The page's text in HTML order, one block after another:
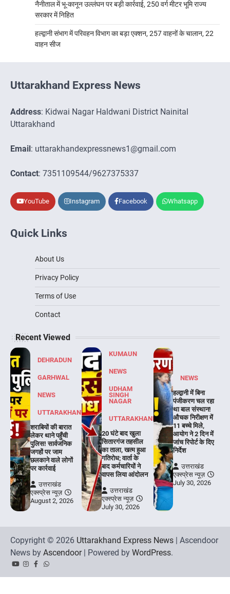
नैनीताल में भू-कानून उल्लंघन पर बड़ी कार्रवाई, 250 वर्ग मीटर भूमि राज्य
सरकार में निहित
हल्द्वानी संभाग में परिवहन विभाग का बड़ा एक्शन, 257 वाहनों के चालान, 22
वाहन सीज
Uttarakhand Express News
Address: Kidwai Nagar Haldwani District Nainital
Uttarakhand
Email : uttarakhandexpressnews1@gmail.com
Contact: 7351109544/9627375337
YouTube Instagram Facebook Whatsapp
Quick Links
About Us
Privacy Policy
Terms of Use
Contact
Recent Viewed
DEHRADUN
GARHWAL
NEWS
UTTARAKHAND
शराबियों की बारात
लेकर थाने पहुँची
पुलिस! सार्वजनिक
जगहों पर जाम
छलकाने वाले लोगों
पर कार्रवाई
उत्तराखंड
एक्स्प्रेस न्यूज़
August 2, 2026
KUMAUN
NEWS
UDHAM
SINGH
NAGAR
UTTARAKHAND
20 घंटे बाद खुला
सितारगंज तहसील
का ताला, खत्म हुआ
गतिरोध; वार्ता के
बाद कर्मचारियों ने
वापस लिया आंदोलन
उत्तराखंड
एक्स्प्रेस न्यूज़
July 30, 2026
NEWS
हल्द्वानी में बिना
पंजीकरण चल रहा
था बाल संस्थान!
औचक निरीक्षण में
11 बच्चे मिले,
आयोग ने 2 दिन में
जांच रिपोर्ट के दिए
निर्देश
उत्तराखंड
एक्स्प्रेस न्यूज़
July 30, 2026
Copyright © 2026 Uttarakhand Express News | Ascendoor
News by Ascendoor| Powered by WordPress.
YouTubeInstagram
Facebook
Whatsapp